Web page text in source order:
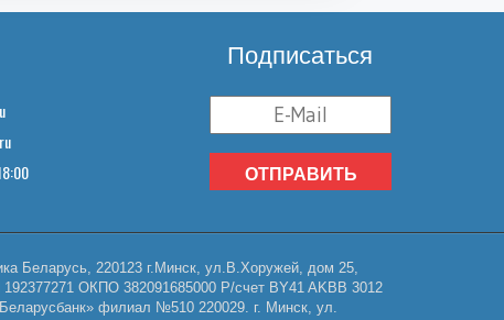
Подписаться
ОТПРАВИТЬ
Беларусь, 220123 г.Минск, ул.В.Хоружей, дом 25,
ОКПО 382091685000 Р/счет BY41 AKBB 3012
филиал №510 220029. г. Минск, ул.